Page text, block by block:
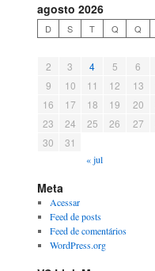
agosto 2026
D S T Q Q
2
3 4 5 6
9
10 11 12 13
16
17 18 19 20
23
24 25 26 27
30
31
« jul
Meta
Acessar
Feed de posts
Feed de comentários
WordPress.org